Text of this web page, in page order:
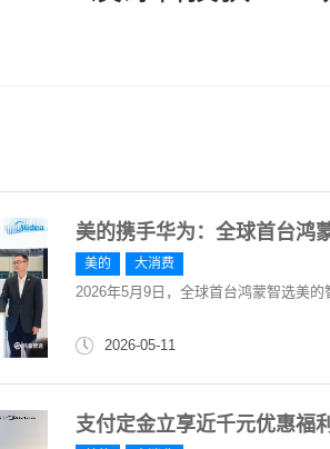
美的携手华为：全球首台鸿
美的 大消费
2026年5月9日，全球首台鸿蒙智选美
2026-05-11
支付定金立享近千元优惠福